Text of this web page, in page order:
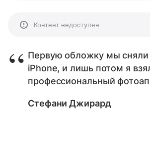
Контент недоступен
Первую обложку мы сняли
iPhone, и лишь потом я
профессиональный
Стефани Джирард